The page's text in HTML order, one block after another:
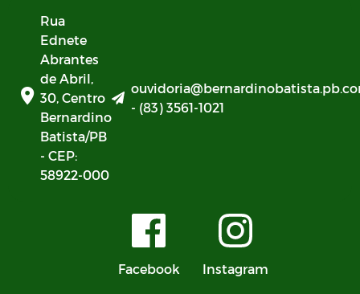
Rua
Ednete
Abrantes
de Abril,
30, Centro
Bernardino
Batista/PB
- CEP:
58922-000
- (83) 3561-1021
Facebook Instagram